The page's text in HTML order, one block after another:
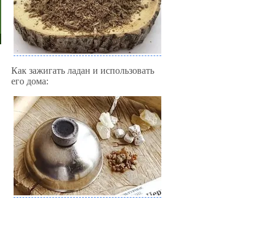
Как зажигать ладан и использовать
его дома: